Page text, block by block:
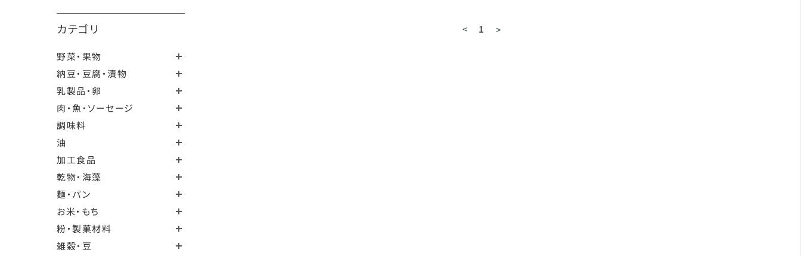
カテゴリ
野菜・果物
納豆・豆腐・漬物
乳製品・卵
肉・魚・ソーセージ
調味料
油
加工食品
乾物・海藻
麺・パン
お米・もち
粉・製菓材料
雑穀・豆
< 1 >